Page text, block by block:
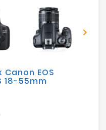

EOS
18-55mm